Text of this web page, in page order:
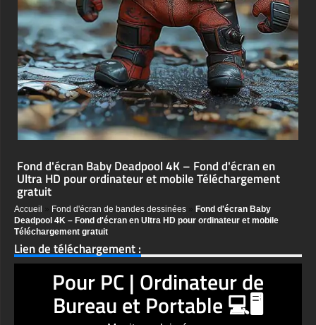
Fond d'écran Baby Deadpool 4K – Fond d'écran en
Ultra HD pour ordinateur et mobile Téléchargement
gratuit
Accueil Fond d'écran de bandes dessinées
Fond d'écran Baby
Deadpool 4K – Fond d'écran en Ultra HD pour ordinateur et mobile
Téléchargement gratuit
Lien de téléchargement :
Pour PC | Ordinateur de
Bureau et Portable 💻🖥️